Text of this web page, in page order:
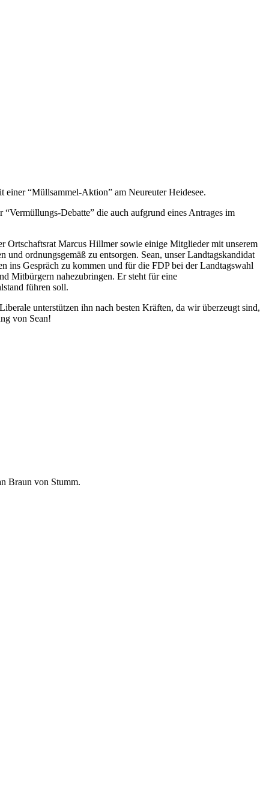
“Müllsammel-Aktion” am Neureuter Heidesee.
Debatte” die auch aufgrund eines Antrages im
Ortschaftsrat Marcus Hillmer sowie einige Mitglieder mit unserem
ordnungsgemäß zu entsorgen. Sean, unser Landtagskandidat
ins Gespräch zu kommen und für die FDP bei der Landtagswahl
Mitbürgern nahezubringen. Er steht für eine
führen soll.
unterstützen ihn nach besten Kräften, da wir überzeugt sind,
von Sean!
Braun von Stumm.